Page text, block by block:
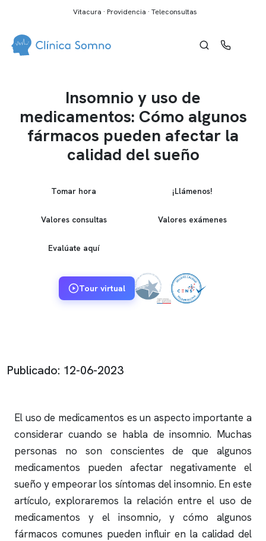
Vitacura · Providencia · Teleconsultas
Insomnio y uso de
medicamentos: Cómo algunos
fármacos pueden afectar la
calidad del sueño
Tomar hora ¡Llámenos!
Valores consultas Valores exámenes
Evalúate aquí
Tour virtual
Publicado: 12-06-2023
El uso de medicamentos es un aspecto importante a
considerar cuando se habla deinsomnio. Muchas
personas no son conscientes de que algunos
medicamentos pueden afectar negativamente el
sueño y empeorar los síntomas delinsomnio. En este
artículo, exploraremos la relación entre el uso de
medicamentos y el insomnio, y cómo algunos
fármacos comunes pueden influir en la calidad del